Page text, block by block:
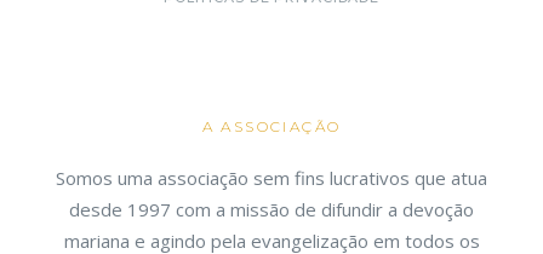
A ASSOCIAÇÃO
Somos uma associação sem fins lucrativos que atua
desde 1997 com a missão de difundir a devoção
mariana e agindo pela evangelização em todos os